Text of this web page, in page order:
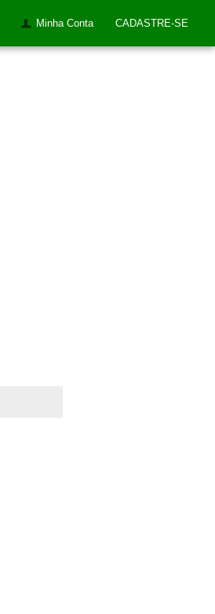
Minha Conta CADASTRE-SE